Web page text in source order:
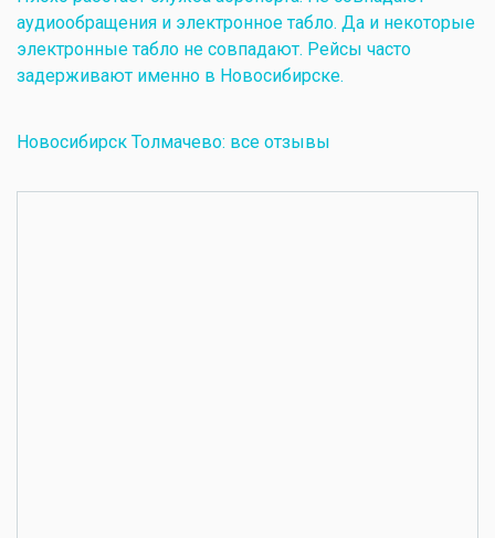
аудиообращения и электронное табло. Да и некоторые
электронные табло не совпадают. Рейсы часто
задерживают именно в Новосибирске.
Новосибирск Толмачево: все отзывы